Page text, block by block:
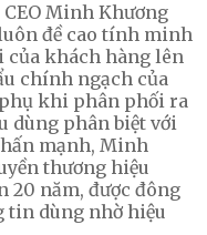
CEO Minh Khương
đề cao tính minh
của khách hàng lên
chính ngạch của
khi phân phối ra
dùng phân biệt với
mạnh, Minh
thương hiệu
20 năm, được đông
tin dùng nhờ hiệu